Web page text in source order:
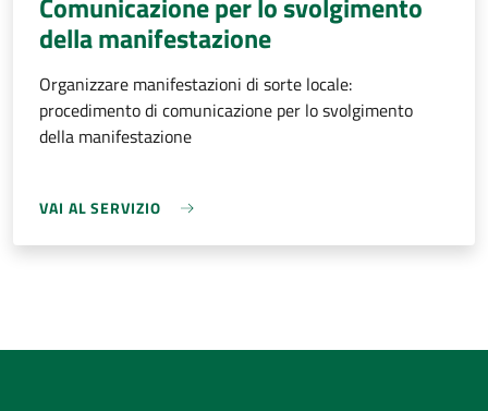
della manifestazione
Organizzare manifestazioni di sorte locale:
procedimento di comunicazione per lo svolgimento
della manifestazione
VAI AL SERVIZIO